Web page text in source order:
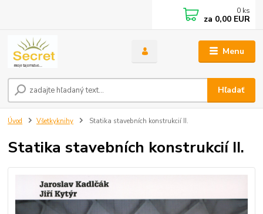
Menu
Hľadať
0 ks
za 0,00 EUR
Úvod Všetkyknihy Statika stavebních konstrukcií II.
Statika stavebních konstrukcií II.